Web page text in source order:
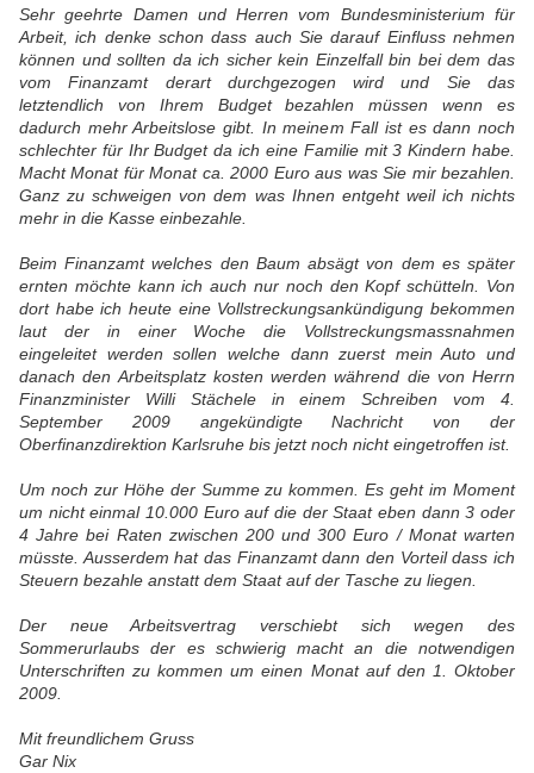
Sehr geehrte Damen und Herren vom Bundesministerium für
Arbeit, ich denke schon dass auch Sie darauf Einfluss nehmen
können und sollten da ich sicher kein Einzelfall bin bei dem das
vom Finanzamt derart durchgezogen wird und Sie das
letztendlich von Ihrem Budget bezahlen müssen wenn es
dadurch mehr Arbeitslose gibt. In meinem Fall ist es dann noch
schlechter für Ihr Budget da ich eine Familie mit 3 Kindern habe.
Macht Monat für Monat ca. 2000 Euro aus was Sie mir bezahlen.
Ganz zu schweigen von dem was Ihnen entgeht weil ich nichts
mehr in die Kasse einbezahle.
Beim Finanzamt welches den Baum absägt von dem es später
ernten möchte kann ich auch nur noch den Kopf schütteln. Von
dort habe ich heute eine Vollstreckungsankündigung bekommen
laut der in einer Woche die Vollstreckungsmassnahmen
eingeleitet werden sollen welche dann zuerst mein Auto und
danach den Arbeitsplatz kosten werden während die von Herrn
Finanzminister Willi Stächele in einem Schreiben vom 4.
September 2009 angekündigte Nachricht von der
Oberfinanzdirektion Karlsruhe bis jetzt noch nicht eingetroffen ist.
Um noch zur Höhe der Summe zu kommen. Es geht im Moment
um nicht einmal 10.000 Euro auf die der Staat eben dann 3 oder
4 Jahre bei Raten zwischen 200 und 300 Euro / Monat warten
müsste. Ausserdem hat das Finanzamt dann den Vorteil dass ich
Steuern bezahle anstatt dem Staat auf der Tasche zu liegen.
Der neue Arbeitsvertrag verschiebt sich wegen des
Sommerurlaubs der es schwierig macht an die notwendigen
Unterschriften zu kommen um einen Monat auf den 1. Oktober
2009.
Mit freundlichem Gruss
Gar Nix